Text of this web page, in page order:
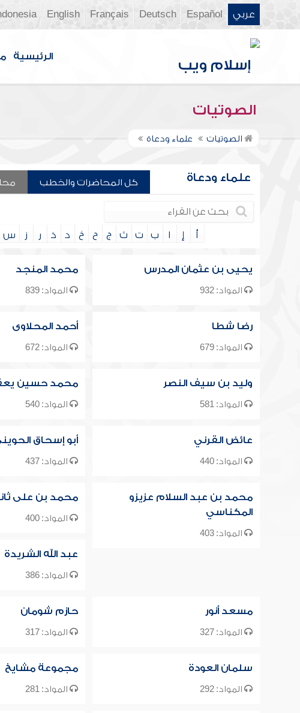
عربي Español
Deutsch
Français
English
الرئيسية
الصوتيات
الصوتيات علماء ودعاة
علماء ودعاة كل المحاضرات والخطب
أ إ ا ب ت ث ج ح خ د ذ ر ز س
يحيى بن عثمان المدرس
المواد: 932
محمد المنجد
المواد: 839
رضا شطا
المواد: 679
أحمد المحلاوى
المواد: 672
وليد بن سيف النصر
المواد: 581
محمد حسين
المواد: 540
عائض القرني
المواد: 440
أبو إسحاق
المواد: 437
محمد بن عبد السلام عزيزو
المكناسي
المواد: 403
محمد بن على
المواد: 400
عبد الله الشريدة
المواد: 386
مسعد أنور
المواد: 327
حازم شومان
المواد: 317
سلمان العودة
المواد: 292
مجموعة مشايخ
المواد: 281